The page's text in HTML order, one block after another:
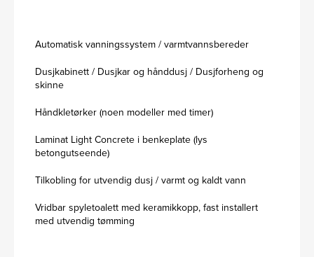
Automatisk vanningssystem / varmtvannsbereder
Dusjkabinett / Dusjkar og hånddusj / Dusjforheng og
skinne
Håndkletørker (noen modeller med timer)
Laminat Light Concrete i benkeplate (lys
betongutseende)
Tilkobling for utvendig dusj / varmt og kaldt vann
Vridbar spyletoalett med keramikkopp, fast installert
med utvendig tømming